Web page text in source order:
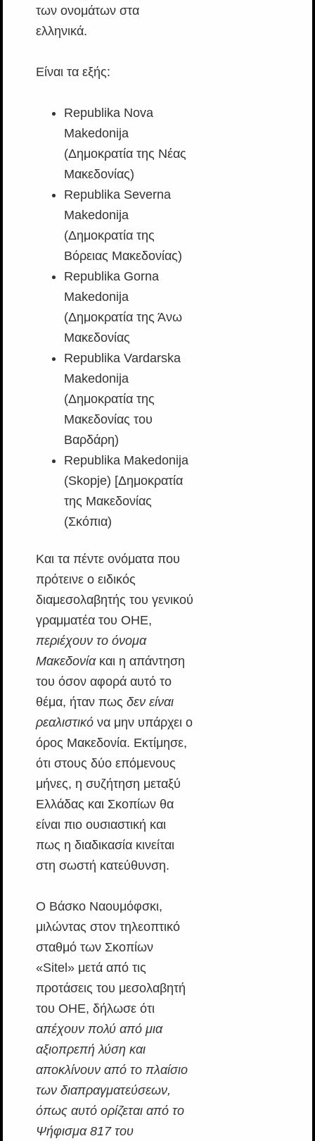
των ονομάτων στα
ελληνικά.
Είναι τα εξής:
Republika Nova
Makedonija
(Δημοκρατία της Νέας
Μακεδονίας)
Republika Severna
Makedonija
(Δημοκρατία της
Βόρειας Μακεδονίας)
Republika Gorna
Makedonija
(Δημοκρατία της Άνω
Μακεδονίας
Republika Vardarska
Makedonija
(Δημοκρατία της
Μακεδονίας του
Βαρδάρη)
Republika Makedonija
(Skopje) [Δημοκρατία
της Μακεδονίας
(Σκόπια)
Και τα πέντε ονόματα που
πρότεινε ο ειδικός
διαμεσολαβητής του γενικού
γραμματέα του ΟΗΕ,
περιέχουν το όνομα
Μακεδονίακαι η απάντηση
του όσον αφορά αυτό το
θέμα, ήταν πως δεν είναι
ρεαλιστικόνα μην υπάρχει ο
όρος Μακεδονία. Εκτίμησε,
ότι στους δύο επόμενους
μήνες, η συζήτηση μεταξύ
Ελλάδας και Σκοπίων θα
είναι πιο ουσιαστική και
πως η διαδικασία κινείται
στη σωστή κατεύθυνση.
Ο Βάσκο Ναουμόφσκι,
μιλώντας στον τηλεοπτικό
σταθμό των Σκοπίων
«Sitel» μετά από τις
προτάσεις του μεσολαβητή
του ΟΗΕ, δήλωσε ότι
απέχουν πολύ από μια
αξιοπρεπή λύση και
αποκλίνουν από το πλαίσιο
των διαπραγματεύσεων,
όπως αυτό ορίζεται από το
Ψήφισμα 817 του